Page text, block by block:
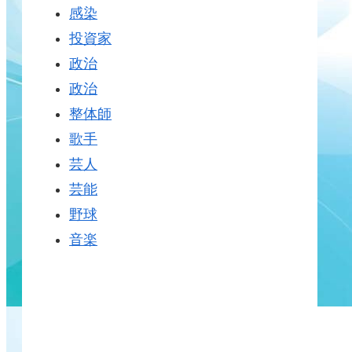
感染
投資家
政治
政治
整体師
歌手
芸人
芸能
野球
音楽